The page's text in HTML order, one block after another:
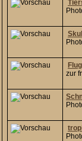
zur